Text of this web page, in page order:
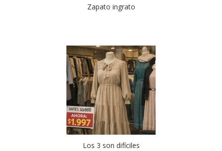
Zapato ingrato
Los 3 son difíciles